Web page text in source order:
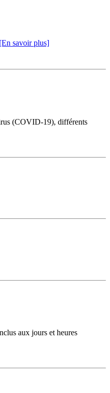
[En savoir plus]
(COVID-19), différents
aux jours et heures